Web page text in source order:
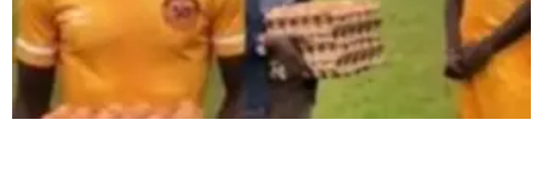
Es viral
El tiempo
Fúnebres
Clasificados